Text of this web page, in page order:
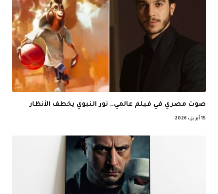
صوت مصري في فيلم عالمي.. نور النبوي يخطف الأنظار
15 أبريل، 2026